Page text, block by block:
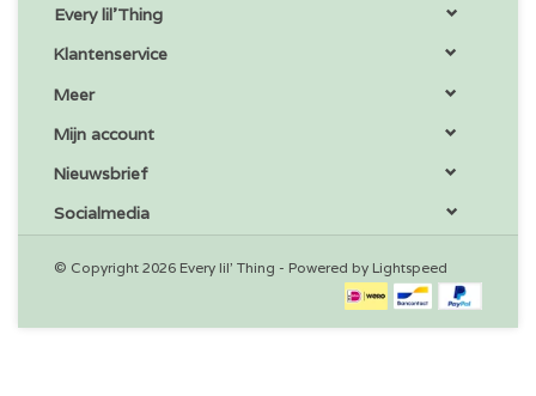
Every lil'Thing
Klantenservice
Meer
Mijn account
Nieuwsbrief
Socialmedia
© Copyright 2026 Every lil' Thing - Powered by Lightspeed